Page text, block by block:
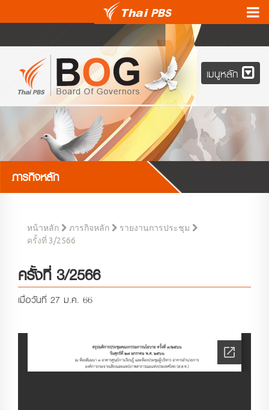
เมนูหลัก
ภารกิจหลัก
หน้าหลัก ภารกิจหลัก รายงานการประชุม
ครั้งที่ 3/2566
ครั้งที่ 3/2566
เมื่อวันที่ 27 ม.ค. 66